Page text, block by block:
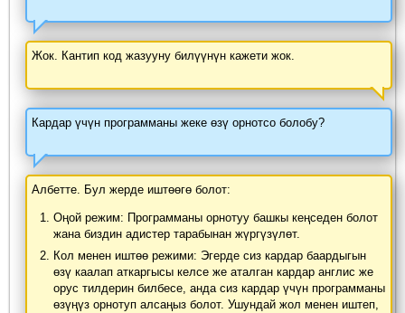
Жок. Кантип код жазууну билүүнүн кажети жок.
Кардар үчүн программаны жеке өзү орнотсо болобу?
Албетте. Бул жерде иштөөгө болот:
Оңой режим: Программаны орнотуу башкы кеңседен болот
жана биздин адистер тарабынан жүргүзүлөт.
Кол менен иштөө режими: Эгерде сиз кардар баардыгын
өзү каалап аткаргысы келсе же аталган кардар англис же
орус тилдерин билбесе, анда сиз кардар үчүн программаны
өзүңүз орнотуп алсаңыз болот. Ушундай жол менен иштеп,